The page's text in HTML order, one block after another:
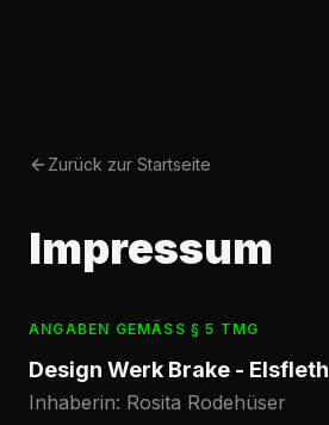
Zurück zur Startseite
Impressum
ANGABEN GEMÄSS § 5 TMG
Design Werk Brake - Elsfleth
Inhaberin: Rosita Rodehüser